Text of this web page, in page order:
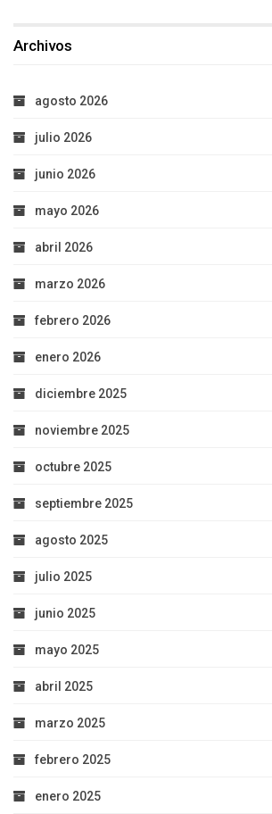
Archivos
agosto 2026
julio 2026
junio 2026
mayo 2026
abril 2026
marzo 2026
febrero 2026
enero 2026
diciembre 2025
noviembre 2025
octubre 2025
septiembre 2025
agosto 2025
julio 2025
junio 2025
mayo 2025
abril 2025
marzo 2025
febrero 2025
enero 2025